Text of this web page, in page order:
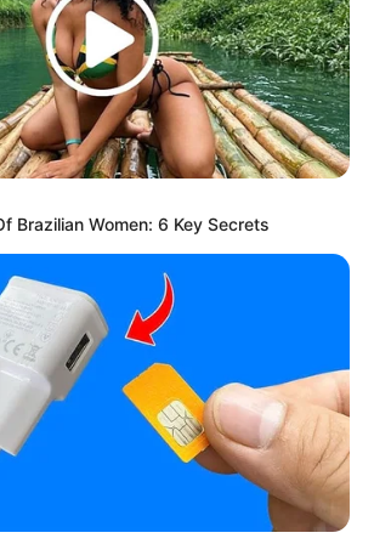
kali ini, Joon memilih hidup baru sebagai
sangat menarik sekali bukan? Ia ingin
dalam film aksi-komedi ini.
Brazilian Women: 6 Key Secrets